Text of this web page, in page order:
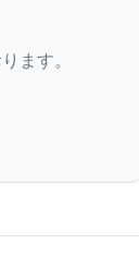
発され、その
ンはまだ人間
ィ・レベル4施
ます。